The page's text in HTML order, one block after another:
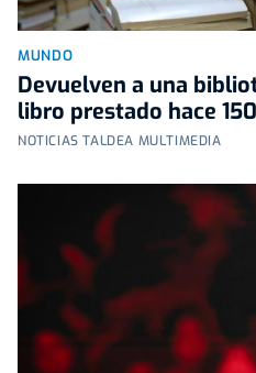
MUNDO
Devuelven a una
libro prestado hace
NOTICIAS TALDEA MULTIMEDIA